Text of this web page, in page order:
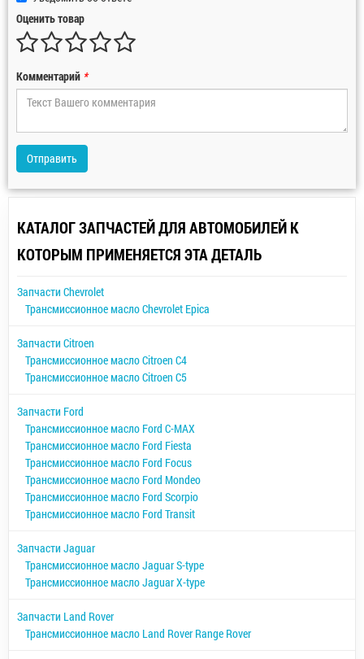
Оценить товар
Комментарий *
Отправить
КАТАЛОГ ЗАПЧАСТЕЙ ДЛЯ АВТОМОБИЛЕЙ К
КОТОРЫМ ПРИМЕНЯЕТСЯ ЭТА ДЕТАЛЬ
Запчасти Chevrolet
Трансмиссионное масло Chevrolet Epica
Запчасти Citroen
Трансмиссионное масло Citroen C4
Трансмиссионное масло Citroen C5
Запчасти Ford
Трансмиссионное масло Ford C-MAX
Трансмиссионное масло Ford Fiesta
Трансмиссионное масло Ford Focus
Трансмиссионное масло Ford Mondeo
Трансмиссионное масло Ford Scorpio
Трансмиссионное масло Ford Transit
Запчасти Jaguar
Трансмиссионное масло Jaguar S-type
Трансмиссионное масло Jaguar X-type
Запчасти Land Rover
Трансмиссионное масло Land Rover Range Rover